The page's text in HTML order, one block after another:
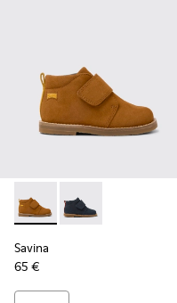
Savina - K900315-001 -
Savina - K900315-
Savina
65 €